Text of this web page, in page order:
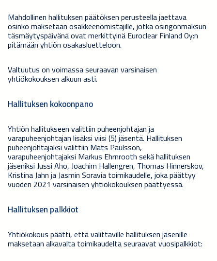
Mahdollinen hallituksen päätöksen perusteella jaettava
osinko maksetaan osakkeenomistajille, jotka osingonmaksun
täsmäytyspäivänä ovat merkittyinä Euroclear Finland Oy:n
pitämään yhtiön osakasluetteloon.
Valtuutus on voimassa seuraavan varsinaisen
yhtiökokouksen alkuun asti.
Hallituksen kokoonpano
Yhtiön hallitukseen valittiin puheenjohtajan ja
varapuheenjohtajan lisäksi viisi (5) jäsentä. Hallituksen
puheenjohtajaksi valittiin Mats Paulsson,
varapuheenjohtajaksi Markus Ehrnrooth sekä hallituksen
jäseniksi Jussi Aho, Joachim Hallengren, Thomas Hinnerskov,
Kristina Jahn ja Jasmin Soravia toimikaudelle, joka päättyy
vuoden 2021 varsinaisen yhtiökokouksen päättyessä.
Hallituksen palkkiot
Yhtiökokous päätti, että valittaville hallituksen jäsenille
maksetaan alkavalta toimikaudelta seuraavat vuosipalkkiot: